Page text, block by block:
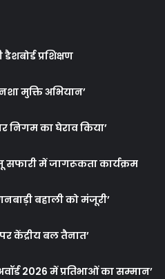
प्रशिक्षण
मुक्ति अभियान’
निगम का घेराव किया’
सफारी में जागरूकता कार्यक्रम
बहाली को मंजूरी’
केंद्रीय बल तैनात’
2026 में प्रतिभाओं का सम्मान’